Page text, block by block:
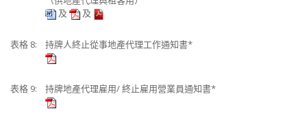
及
及
表格 8: 持牌人終止從事地產代理工作通知書*
表格 9: 持牌地產代理雇用/ 終止雇用營業員通知書*